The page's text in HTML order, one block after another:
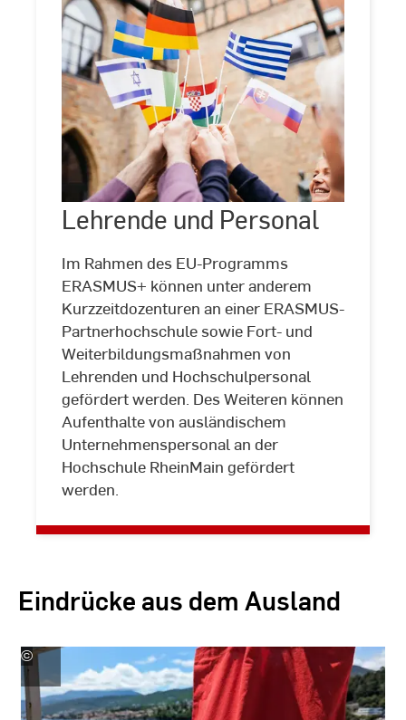
©Oliver
Reetz
DAAD
Lehrende und Personal
Im Rahmen des EU-Programms
ERASMUS+ können unter anderem
Kurzzeitdozenturen an einer ERASMUS-
Partnerhochschule sowie Fort- und
Weiterbildungsmaßnahmen von
Lehrenden und Hochschulpersonal
gefördert werden. Des Weiteren können
Aufenthalte von ausländischem
Unternehmenspersonal an der
Hochschule RheinMain gefördert
werden.
Lehrende
Personal
Eindrücke aus dem Ausland
©
Isabel
Neu
|
HSRM